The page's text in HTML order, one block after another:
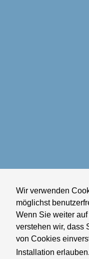
Wir verwenden
möglichst
Wenn Sie weiter
verstehen wir, dass
von Cookies
Installation erlauben.